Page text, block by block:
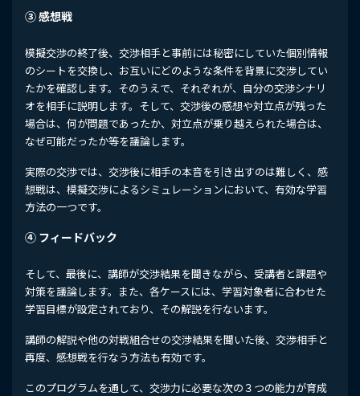
③ 感想戦
模擬交渉の終了後、交渉相手と事前には秘密にしていた個別情報
のシートを交換し、お互いにどのような条件を背景に交渉してい
たかを確認します。そのうえで、それぞれが、自分の交渉シナリ
オを相手に説明します。そして、交渉後の感想や対立点が残った
場合は、何が問題であったか、対立点が乗り越えられた場合は、
なぜ可能だったか等を議論します。
実際の交渉では、交渉後に相手の本音を引き出すのは難しく、感
想戦は、模擬交渉によるシミュレーションにおいて、有効な学習
方法の一つです。
④ フィードバック
そして、最後に、講師が交渉結果を聞きながら、受講者と課題や
対策を議論します。また、各ケースには、学習対象者に合わせた
学習目標が設定されており、その解説を行ないます。
講師の解説や他の対戦組合せの交渉結果を聞いた後、交渉相手と
再度、感想戦を行なう方法も有効です。
このプログラムを通して、交渉力に必要な次の３つの能力が育成